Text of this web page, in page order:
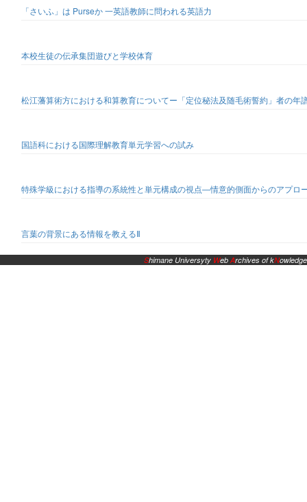
「さいふ」は Purseか 一英語教師に問われる英語力
本校生徒の伝承集団遊びと学校体育
松江藩算術方における和算教育についてー「定位秘法及随毛術誓約」者の年
国語科における国際理解教育単元学習への試み
特殊学級における指導の系統性と単元構成の視点―情意的側面からのアプロ
言葉の背景にある情報を教えるⅡ
Shimane Universyty WebArchives of kNowledge